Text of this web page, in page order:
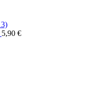
5,90 €